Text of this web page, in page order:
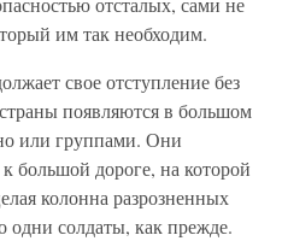
им так необходим.
свое отступление без
появляются в большом
или группами. Они
большой дороге, на которой
колонна разрозненных
одни солдаты, как прежде.